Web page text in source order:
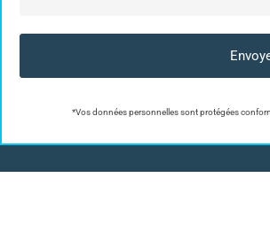
*Vos données personnelles sont protégées